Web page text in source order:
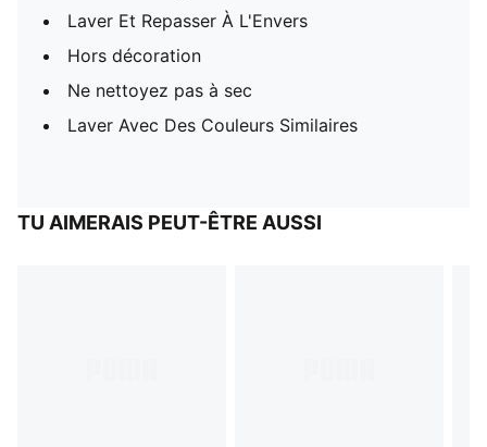
Laver Et Repasser À L'Envers
Hors décoration
Ne nettoyez pas à sec
Laver Avec Des Couleurs Similaires
TU AIMERAIS PEUT-ÊTRE AUSSI